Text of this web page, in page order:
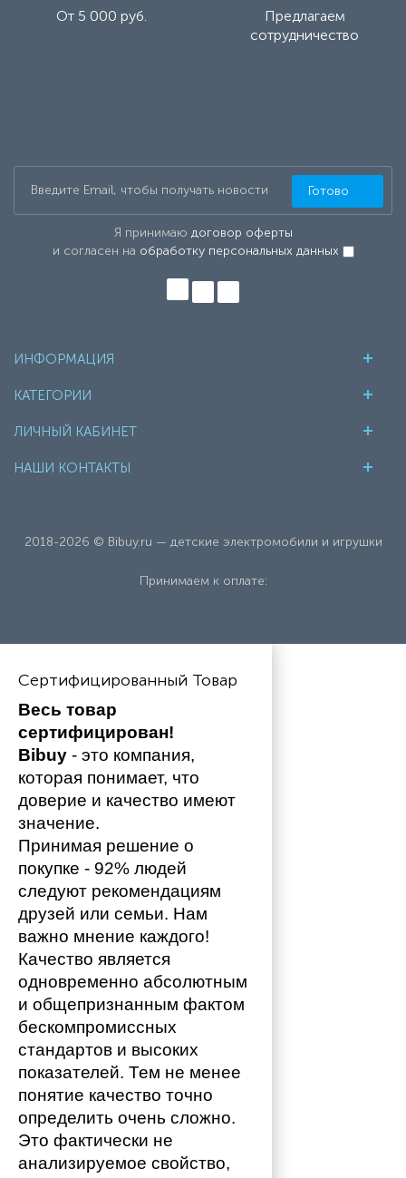
От 5 000 руб.
Предлагаем
сотрудничество
Я принимаю договор оферты
и согласен на обработку персональных данных
Готово
ИНФОРМАЦИЯ
КАТЕГОРИИ
ЛИЧНЫЙ КАБИНЕТ
НАШИ КОНТАКТЫ
2018-2026 © Bibuy.ru — детские электромобили и игрушки
Принимаем к оплате:
Сертифицированный Товар
Весь товар
сертифицирован!
Bibuy - это компания,
которая понимает, что
доверие и качество имеют
значение.
Принимая решение о
покупке - 92% людей
следуют рекомендациям
друзей или семьи. Нам
важно мнение каждого!
Качество является
одновременно абсолютным
и общепризнанным фактом
бескомпромиссных
стандартов и высоких
показателей. Тем не менее
понятие качество точно
определить очень сложно.
Это фактически не
анализируемое свойство,